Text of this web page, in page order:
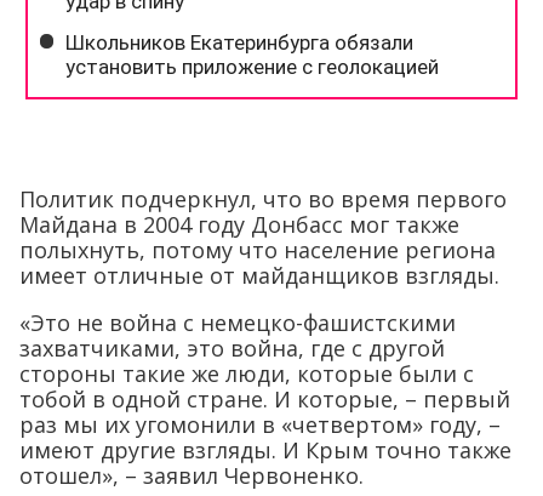
Политик подчеркнул, что во время первого
Майдана в 2004 году Донбасс мог также
полыхнуть, потому что население региона
имеет отличные от майданщиков взгляды.
«Это не война с немецко-фашистскими
захватчиками, это война, где с другой
стороны такие же люди, которые были с
тобой в одной стране. И которые, – первый
раз мы их угомонили в «четвертом» году, –
имеют другие взгляды. И Крым точно также
отошел», – заявил Червоненко.